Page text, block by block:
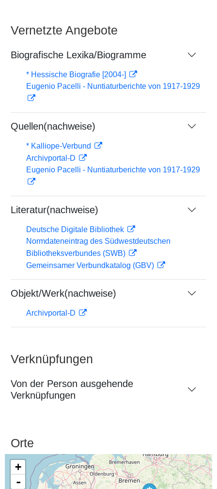
Vernetzte Angebote
Biografische Lexika/Biogramme
* Hessische Biografie [2004-]
Eugenio Pacelli - Nuntiaturberichte von 1917-1929
Quellen(nachweise)
* Kalliope-Verbund
Archivportal-D
Eugenio Pacelli - Nuntiaturberichte von 1917-1929
Literatur(nachweise)
Deutsche Digitale Bibliothek
Normdateneintrag des Südwestdeutschen
Bibliotheksverbundes (SWB)
Gemeinsamer Verbundkatalog (GBV)
Objekt/Werk(nachweise)
Archivportal-D
Verknüpfungen
Von der Person ausgehende
Verknüpfungen
Orte
+
-